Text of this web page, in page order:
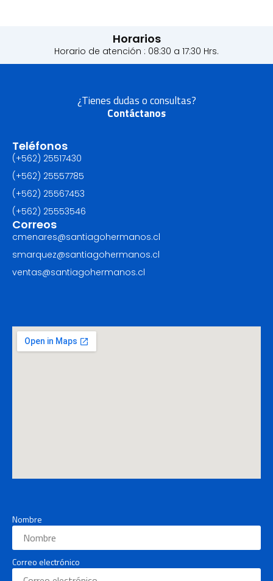
Horarios
Horario de atención : 08:30 a 17:30 Hrs.
¿Tienes dudas o consultas?
Contáctanos
Teléfonos
(+562) 25517430‬
(+562) 25557785
(+562) 25567453‬
(+562) ‪25553546
Correos
cmenares@santiagohermanos.cl
smarquez@santiagohermanos.cl
ventas@santiagohermanos.cl
Nombre
Correo electrónico